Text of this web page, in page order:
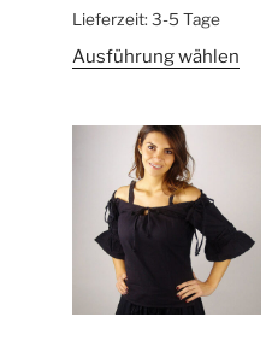
Lieferzeit: 3-5 Tage
Ausführung wählen